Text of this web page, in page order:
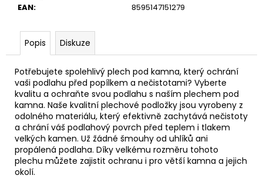
EAN: 8595147151279
Popis Diskuze
Potřebujete spolehlivý plech pod kamna, který ochrání
vaši podlahu před popílkem a nečistotami? Vyberte
kvalitu a ochraňte svou podlahu s naším plechem pod
kamna. Naše kvalitní plechové podložky jsou vyrobeny z
odolného materiálu, který efektivně zachytává nečistoty
a chrání váš podlahový povrch před teplem i tlakem
velkých kamen. Už žádné šmouhy od uhlíků ani
propálená podlaha. Díky velkému rozměru tohoto
plechu můžete zajistit ochranu i pro větší kamna a jejich
okolí.
DVOJDÍLNÝ
NIKL
Kč